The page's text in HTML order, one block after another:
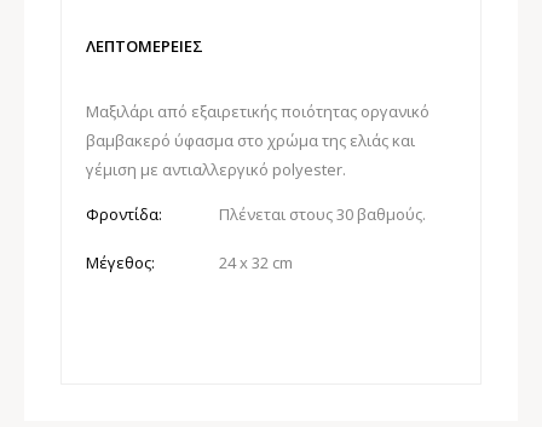
ΛΕΠΤΟΜΕΡΕΙΕΣ
Μαξιλάρι από εξαιρετικής ποιότητας οργανικό
βαμβακερό ύφασμα στο χρώμα της ελιάς και
γέμιση με αντιαλλεργικό polyester.
Φροντίδα: Πλένεται στους 30 βαθμούς.
Μέγεθος: 24 x 32 cm